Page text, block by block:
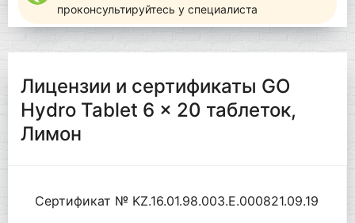
проконсультируйтесь у специалиста
Лицензии и сертификаты GO
Hydro Tablet 6 x 20 таблеток,
Лимон
Сертификат № KZ.16.01.98.003.Е.000821.09.19